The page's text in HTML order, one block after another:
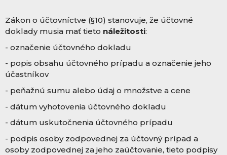
Zákon o účtovníctve (§10) stanovuje, že účtovné
doklady musia mať tieto náležitosti:
- označenie účtovného dokladu
- popis obsahu účtovného prípadu a označenie jeho
účastníkov
- peňažnú sumu alebo údaj o množstve a cene
- dátum vyhotovenia účtovného dokladu
- dátum uskutočnenia účtovného prípadu
- podpis osoby zodpovednej za účtovný prípad a
osoby zodpovednej za jeho zaúčtovanie, tieto podpisy